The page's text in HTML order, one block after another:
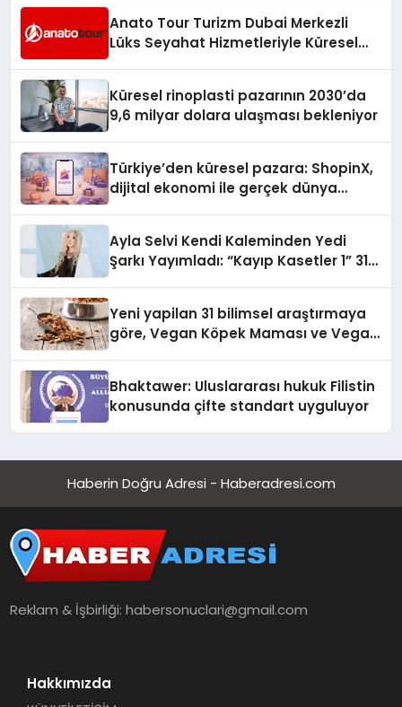
Anato Tour Turizm Dubai Merkezli
Lüks Seyahat Hizmetleriyle Küresel
Küresel rinoplasti pazarının 2030’da
9,6 milyar dolara ulaşması bekleniyor
Türkiye’den küresel pazara: ShopinX,
dijital ekonomi ile gerçek dünya
Ayla Selvi Kendi Kaleminden Yedi
Şarkı Yayımladı: “Kayıp Kasetler 1” 31
Yeni yapilan 31 bilimsel araştırmaya
göre, Vegan Köpek Maması ve Vegan
Bhaktawer: Uluslararası hukuk Filistin
konusunda çifte standart uyguluyor
Haberin Doğru Adresi - Haberadresi.com
Reklam & İşbirliği:habersonuclari@gmail.com
Hakkımızda